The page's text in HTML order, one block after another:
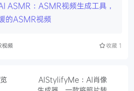
ASMR：ASMR视频生成工具，
的ASMR视频
视频 收藏 1
AIStylifyMe：AI肖像